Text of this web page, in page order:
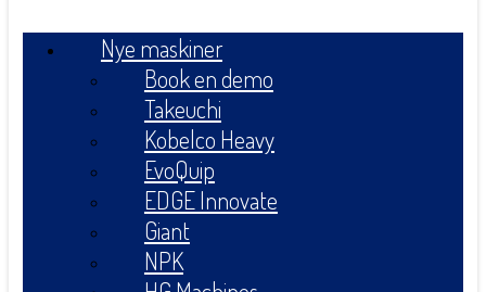
Nye maskiner
Book en demo
Takeuchi
Kobelco Heavy
EvoQuip
EDGE Innovate
Giant
NPK